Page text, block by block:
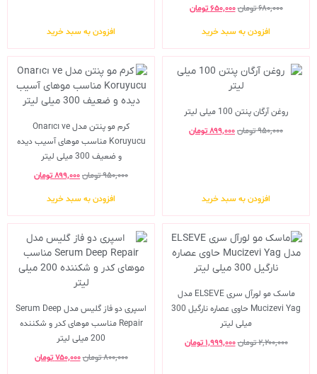
۶۸۰,۰۰۰تومان۶۵۰,۰۰۰ تومان
افزودن به سبد خرید افزودن به سبد خرید
روغن آرگان پنتن 100 میلی لیتر
۹۵۰,۰۰۰تومان۸۹۹,۰۰۰تومان
افزودن به سبد خرید
کرم مو پنتن مدل Onarıcı ve
Koruyucu مناسب موهای آسیب دیده
و ضعیف 300 میلی لیتر
۹۵۰,۰۰۰تومان۸۹۹,۰۰۰تومان
افزودن به سبد خرید
ماسک مو لورآل سری ELSEVE مدل
Mucizevi Yag حاوی عصاره نارگیل 300
میلی لیتر
۲,۲۰۰,۰۰۰تومان۱,۹۹۹,۰۰۰ تومان
اسپری دو فاز گلیس مدل Serum Deep
Repair مناسب موهای کدر و شکننده
200 میلی لیتر
۸۰۰,۰۰۰تومان۷۵۰,۰۰۰ تومان